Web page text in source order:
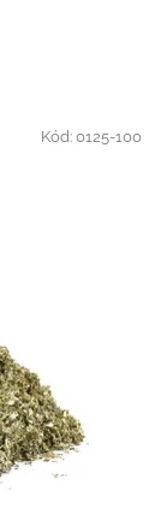
Kód:0125-100